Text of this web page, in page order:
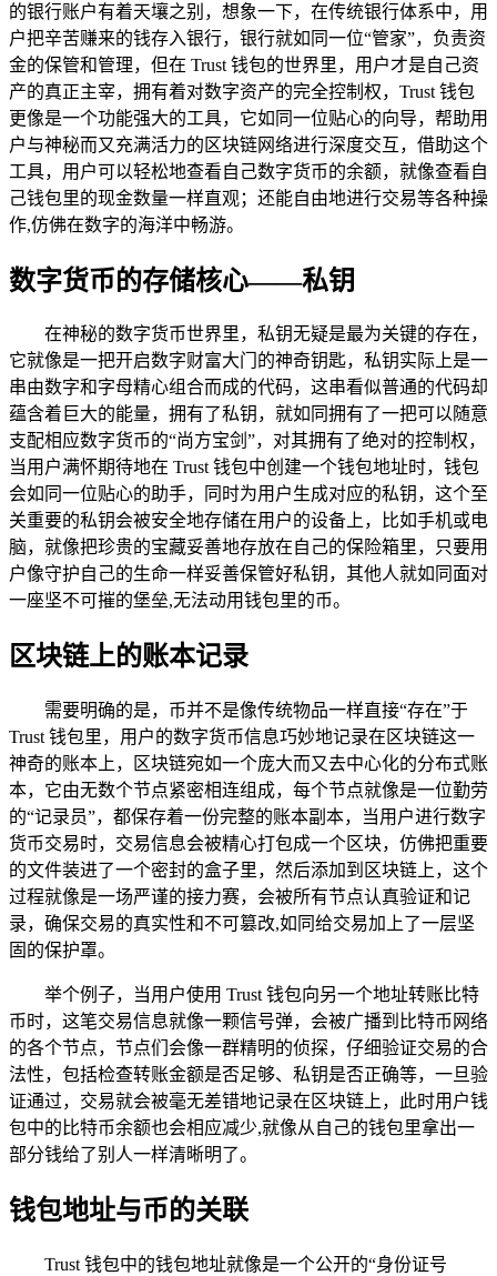
的银行账户有着天壤之别，想象一下，在传统银行体系中，用
户把辛苦赚来的钱存入银行，银行就如同一位“管家”，负责资
金的保管和管理，但在 Trust 钱包的世界里，用户才是自己资
产的真正主宰，拥有着对数字资产的完全控制权，Trust 钱包
更像是一个功能强大的工具，它如同一位贴心的向导，帮助用
户与神秘而又充满活力的区块链网络进行深度交互，借助这个
工具，用户可以轻松地查看自己数字货币的余额，就像查看自
己钱包里的现金数量一样直观；还能自由地进行交易等各种操
作,仿佛在数字的海洋中畅游。
数字货币的存储核心——私钥
在神秘的数字货币世界里，私钥无疑是最为关键的存在，
它就像是一把开启数字财富大门的神奇钥匙，私钥实际上是一
串由数字和字母精心组合而成的代码，这串看似普通的代码却
蕴含着巨大的能量，拥有了私钥，就如同拥有了一把可以随意
支配相应数字货币的“尚方宝剑”，对其拥有了绝对的控制权，
当用户满怀期待地在 Trust 钱包中创建一个钱包地址时，钱包
会如同一位贴心的助手，同时为用户生成对应的私钥，这个至
关重要的私钥会被安全地存储在用户的设备上，比如手机或电
脑，就像把珍贵的宝藏妥善地存放在自己的保险箱里，只要用
户像守护自己的生命一样妥善保管好私钥，其他人就如同面对
一座坚不可摧的堡垒,无法动用钱包里的币。
区块链上的账本记录
需要明确的是，币并不是像传统物品一样直接“存在”于
Trust 钱包里，用户的数字货币信息巧妙地记录在区块链这一
神奇的账本上，区块链宛如一个庞大而又去中心化的分布式账
本，它由无数个节点紧密相连组成，每个节点就像是一位勤劳
的“记录员”，都保存着一份完整的账本副本，当用户进行数字
货币交易时，交易信息会被精心打包成一个区块，仿佛把重要
的文件装进了一个密封的盒子里，然后添加到区块链上，这个
过程就像是一场严谨的接力赛，会被所有节点认真验证和记
录，确保交易的真实性和不可篡改,如同给交易加上了一层坚
固的保护罩。
举个例子，当用户使用 Trust 钱包向另一个地址转账比特
币时，这笔交易信息就像一颗信号弹，会被广播到比特币网络
的各个节点，节点们会像一群精明的侦探，仔细验证交易的合
法性，包括检查转账金额是否足够、私钥是否正确等，一旦验
证通过，交易就会被毫无差错地记录在区块链上，此时用户钱
包中的比特币余额也会相应减少,就像从自己的钱包里拿出一
部分钱给了别人一样清晰明了。
钱包地址与币的关联
Trust 钱包中的钱包地址就像是一个公开的“身份证号